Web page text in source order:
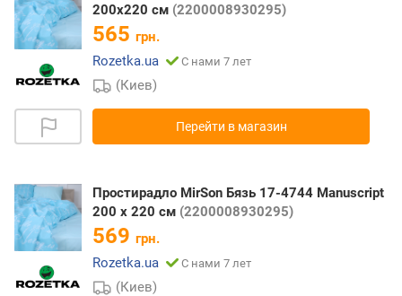
200x220 см (2200008930295)
565 грн.
Rozetka.ua
С нами 7 лет
(Киев)
Перейти в магазин
Простирадло MirSon Бязь 17-4744 Manuscript
200 х 220 см (2200008930295)
569 грн.
Rozetka.ua
С нами 7 лет
(Киев)